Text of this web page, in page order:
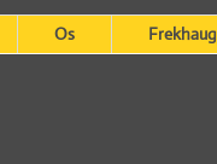
Os Frekhaug